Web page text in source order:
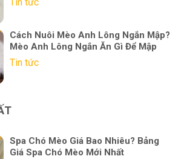
Cách Nuôi Mèo Anh Lông Ngắn Mập?
Mèo Anh Lông Ngắn Ăn Gì Để Mập
Tin tức
Spa Chó Mèo Giá Bao Nhiêu? Bảng
Giá Spa Chó Mèo Mới Nhất